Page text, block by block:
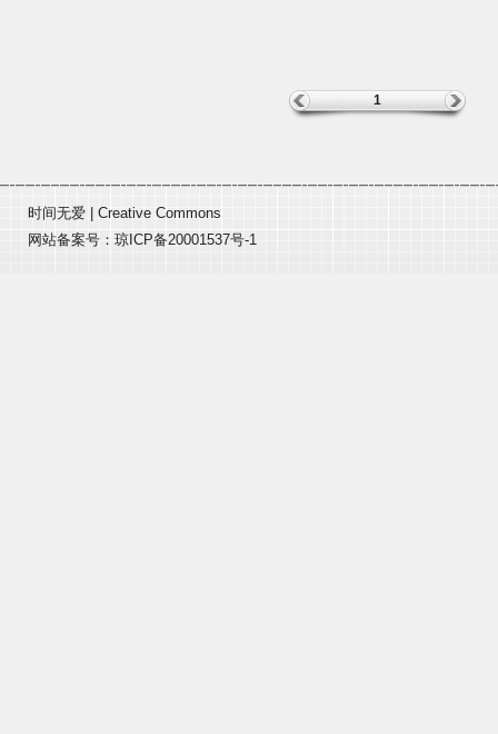
1
时间无爱
Creative Commons
网站备案号： 琼ICP备20001537号-1